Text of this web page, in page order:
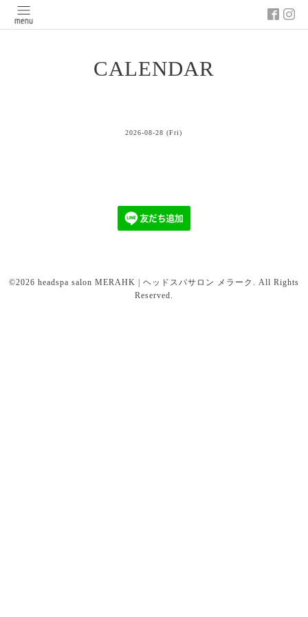
CALENDAR
2026-08-28 (Fri)
©2026 headspa salon MERAHK | ヘッドスパサロン メラーク
. All Rights
Reserved.